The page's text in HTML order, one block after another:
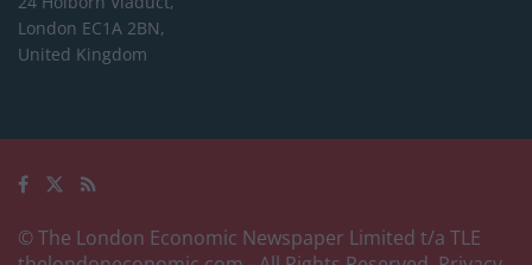
London EC1A 2BN,
United Kingdom
© The London Economic Newspaper Limited t/a TLE